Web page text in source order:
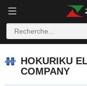
HOKURIKU
COMPANY